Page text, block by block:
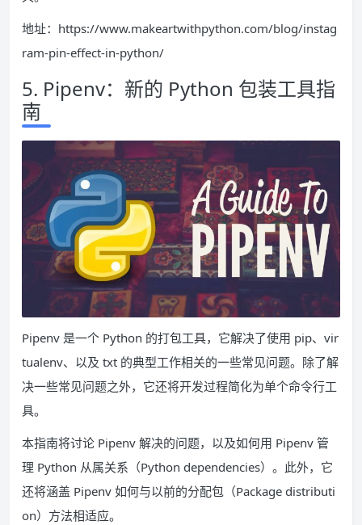
地址：https://www.makeartwithpython.com/blog/instag
ram-pin-effect-in-python/
5. Pipenv：新的 Python 包装工具指
南
Pipenv 是一个 Python 的打包工具，它解决了使用 pip、vir
tualenv、以及 txt 的典型工作相关的一些常见问题。除了解
决一些常见问题之外，它还将开发过程简化为单个命令行工
具。
本指南将讨论 Pipenv 解决的问题，以及如何用 Pipenv 管
理 Python 从属关系（Python dependencies）。此外，它
还将涵盖 Pipenv 如何与以前的分配包（Package distributi
on）方法相适应。